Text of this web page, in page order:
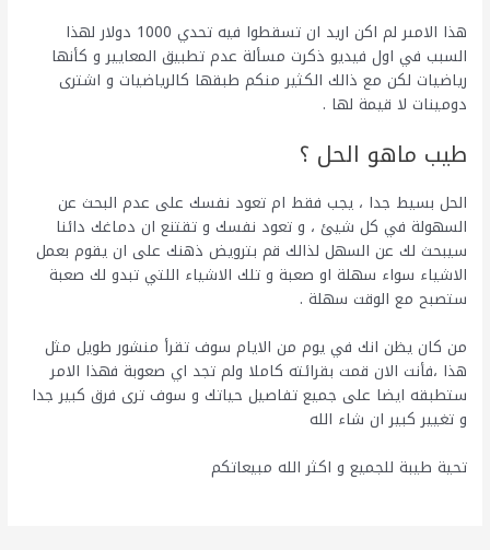
هذا الامىر لم اكن اريد ان تسقطوا فيه تحدي 1000 دولار لهذا
السبب في اول فيديو ذكرت مسألة عدم تطبيق المعايير و كأنها
رياضيات لكن مع ذالك الكثير منكم طبقها كالرياضيات و اشترى
دومينات لا قيمة لها .
طيب ماهو الحل ؟
الحل بسيط جدا ، يجب فقط ام تعود نفسك على عدم البحث عن
السهولة في كل شيئ ، و تعود نفسك و تقتنع ان دماغك دائنا
سيبحث لك عن السهل لذالك قم بترويض ذهنك على ان يقوم بعمل
الاشياء سواء سهلة او صعبة و تلك الاشياء اللتي تبدو لك صعبة
ستصبح مع الوقت سهلة .
من كان يظن انك في يوم من الايام سوف تقرأ منشور طويل مثل
هذا ،فأنت الان قمت بقرائته كاملا ولم تجد اي صعوبة فهذا الامر
ستطبقه ايضا على جميع تفاصيل حياتك و سوف ترى فرق كبير جدا
و تغيير كبير ان شاء الله
تحية طيبة للجميع و اكثر الله مبيعاتكم